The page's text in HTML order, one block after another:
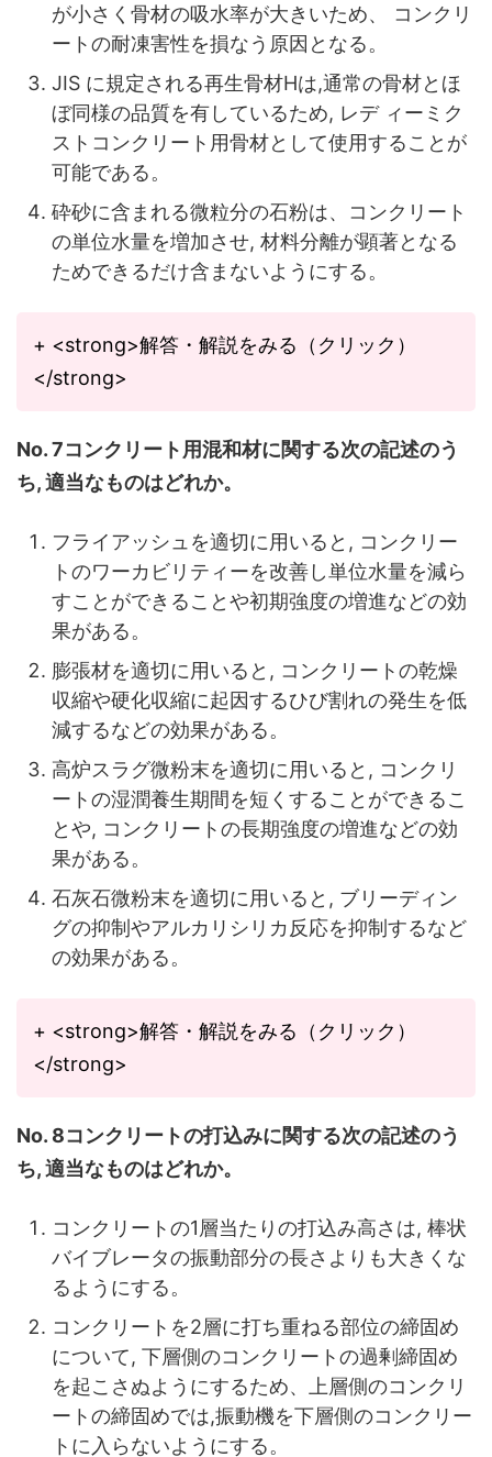
が小さく骨材の吸水率が大きいため、 コンクリ
ートの耐凍害性を損なう原因となる。
JIS に規定される再生骨材Hは,通常の骨材とほ
ぼ同様の品質を有しているため, レデ ィーミク
ストコンクリート用骨材として使用することが
可能である。
砕砂に含まれる微粒分の石粉は、コンクリート
の単位水量を増加させ, 材料分離が顕著となる
ためできるだけ含まないようにする。
+ <strong>解答・解説をみる（クリック）
</strong>
No. 7コンクリート用混和材に関する次の記述のう
ち, 適当なものはどれか。
フライアッシュを適切に用いると, コンクリー
トのワーカビリティーを改善し単位水量を減ら
すことができることや初期強度の増進などの効
果がある。
膨張材を適切に用いると, コンクリートの乾燥
収縮や硬化収縮に起因するひび割れの発生を低
減するなどの効果がある。
高炉スラグ微粉末を適切に用いると, コンクリ
ートの湿潤養生期間を短くすることができるこ
とや, コンクリートの長期強度の増進などの効
果がある。
石灰石微粉末を適切に用いると, ブリーディン
グの抑制やアルカリシリカ反応を抑制するなど
の効果がある。
+ <strong>解答・解説をみる（クリック）
</strong>
No. 8コンクリートの打込みに関する次の記述のう
ち, 適当なものはどれか。
コンクリートの1層当たりの打込み高さは, 棒状
バイブレータの振動部分の長さよりも大きくな
るようにする。
コンクリートを2層に打ち重ねる部位の締固め
について, 下層側のコンクリートの過剰締固め
を起こさぬようにするため、上層側のコンクリ
ートの締固めでは,振動機を下層側のコンクリー
トに入らないようにする。